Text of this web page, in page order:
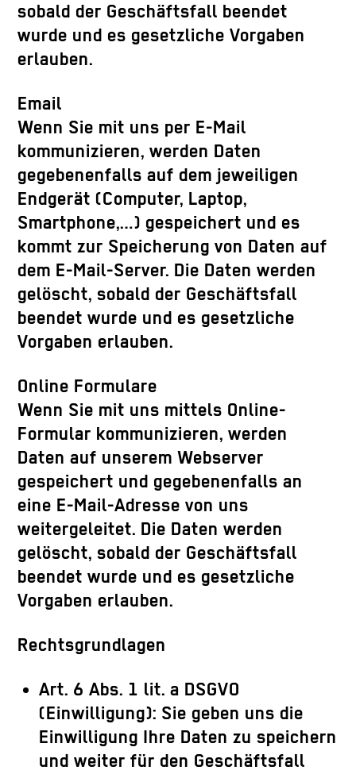
sobald der Geschäftsfall beendet
wurde und es gesetzliche Vorgaben
erlauben.
Email
Wenn Sie mit uns per E-Mail
kommunizieren, werden Daten
gegebenenfalls auf dem jeweiligen
Endgerät (Computer, Laptop,
Smartphone,…) gespeichert und es
kommt zur Speicherung von Daten auf
dem E-Mail-Server. Die Daten werden
gelöscht, sobald der Geschäftsfall
beendet wurde und es gesetzliche
Vorgaben erlauben.
Online Formulare
Wenn Sie mit uns mittels Online-
Formular kommunizieren, werden
Daten auf unserem Webserver
gespeichert und gegebenenfalls an
eine E-Mail-Adresse von uns
weitergeleitet. Die Daten werden
gelöscht, sobald der Geschäftsfall
beendet wurde und es gesetzliche
Vorgaben erlauben.
Rechtsgrundlagen
Art. 6 Abs. 1 lit. a DSGVO
(Einwilligung): Sie geben uns die
Einwilligung Ihre Daten zu speichern
und weiter für den Geschäftsfall